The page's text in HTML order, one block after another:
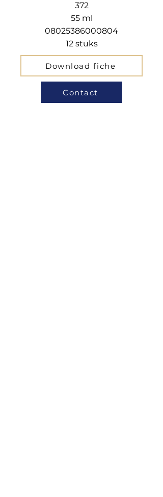
372
55 ml
08025386000804
12 stuks
Download fiche
Contact